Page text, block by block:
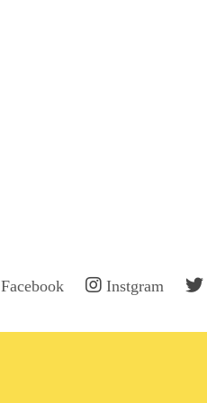
Facebook Instgram